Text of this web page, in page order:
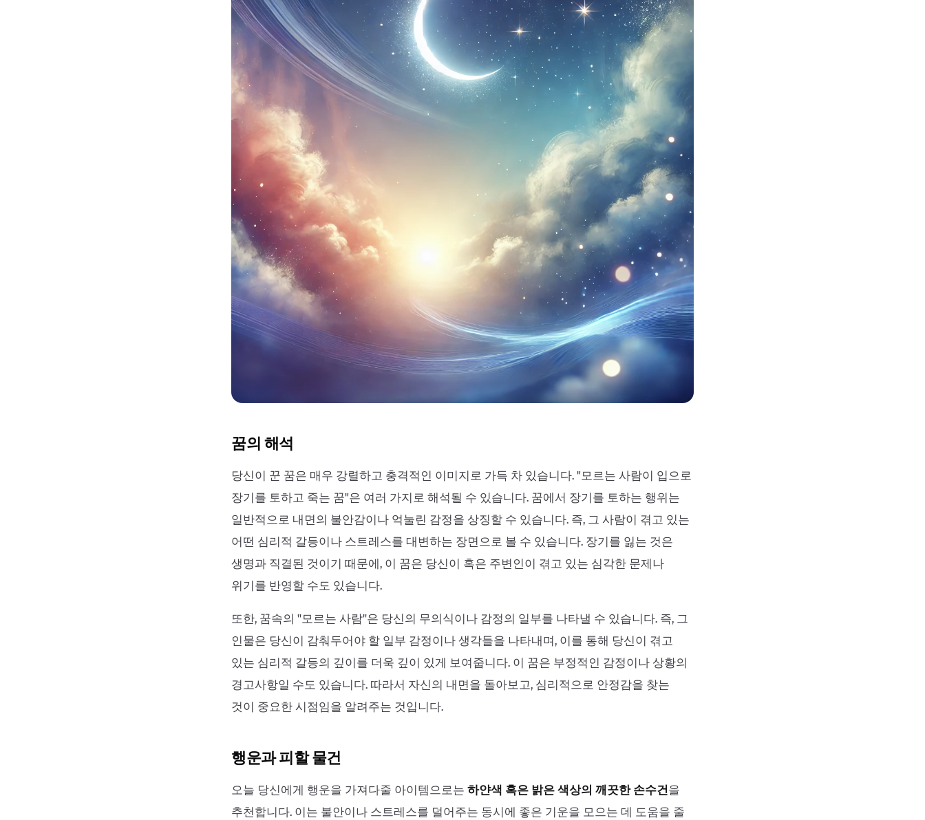
꿈의 해석
당신이 꾼 꿈은 매우 강렬하고 충격적인 이미지로 가득 차 있습니다. "모르는 사람이 입으로
장기를 토하고 죽는 꿈"은 여러 가지로 해석될 수 있습니다. 꿈에서 장기를 토하는 행위는
일반적으로 내면의 불안감이나 억눌린 감정을 상징할 수 있습니다. 즉, 그 사람이 겪고 있는
어떤 심리적 갈등이나 스트레스를 대변하는 장면으로 볼 수 있습니다. 장기를 잃는 것은
생명과 직결된 것이기 때문에, 이 꿈은 당신이 혹은 주변인이 겪고 있는 심각한 문제나
위기를 반영할 수도 있습니다.
또한, 꿈속의 ''모르는 사람''은 당신의 무의식이나 감정의 일부를 나타낼 수 있습니다. 즉, 그
인물은 당신이 감춰두어야 할 일부 감정이나 생각들을 나타내며, 이를 통해 당신이 겪고
있는 심리적 갈등의 깊이를 더욱 깊이 있게 보여줍니다. 이 꿈은 부정적인 감정이나 상황의
경고사항일 수도 있습니다. 따라서 자신의 내면을 돌아보고, 심리적으로 안정감을 찾는
것이 중요한 시점임을 알려주는 것입니다.
행운과 피할 물건
오늘 당신에게 행운을 가져다줄 아이템으로는 하얀색 혹은 밝은 색상의 깨끗한 손수건을
추천합니다. 이는 불안이나 스트레스를 덜어주는 동시에 좋은 기운을 모으는 데 도움을 줄